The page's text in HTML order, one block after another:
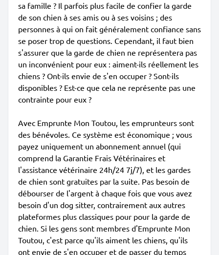
sa famille ? Il parfois plus facile de confier la garde
de son chien à ses amis ou à ses voisins ; des
personnes à qui on fait généralement confiance sans
se poser trop de questions. Cependant, il faut bien
s'assurer que la garde de chien ne représentera pas
un inconvénient pour eux : aiment-ils réellement les
chiens ? Ont-ils envie de s'en occuper ? Sont-ils
disponibles ? Est-ce que cela ne représente pas une
contrainte pour eux ?
Avec Emprunte Mon Toutou, les emprunteurs sont
des bénévoles. Ce système est économique ; vous
payez uniquement un abonnement annuel (qui
comprend la Garantie Frais Vétérinaires et
l'assistance vétérinaire 24h/24 7j/7), et les gardes
de chien sont gratuites par la suite. Pas besoin de
débourser de l'argent à chaque fois que vous avez
besoin d'un dog sitter, contrairement aux autres
plateformes plus classiques pour pour la garde de
chien. Si les gens sont membres d'Emprunte Mon
Toutou, c'est parce qu'ils aiment les chiens, qu'ils
ont envie de s'en occuper et de passer du temps